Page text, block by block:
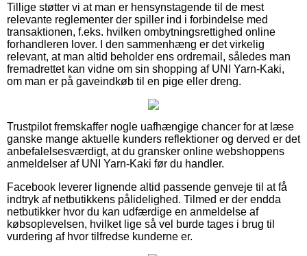
Tillige støtter vi at man er hensynstagende til de mest
relevante reglementer der spiller ind i forbindelse med
transaktionen, f.eks. hvilken ombytningsrettighed online
forhandleren lover. I den sammenhæng er det virkelig
relevant, at man altid beholder ens ordremail, således man
fremadrettet kan vidne om sin shopping af UNI Yarn-Kaki,
om man er på gaveindkøb til en pige eller dreng.
Trustpilot fremskaffer nogle uafhængige chancer for at læse
ganske mange aktuelle kunders reflektioner og derved er det
anbefalelsesværdigt, at du gransker online webshoppens
anmeldelser af UNI Yarn-Kaki før du handler.
Facebook leverer lignende altid passende genveje til at få
indtryk af netbutikkens pålidelighed. Tilmed er der endda
netbutikker hvor du kan udfærdige en anmeldelse af
købsoplevelsen, hvilket lige så vel burde tages i brug til
vurdering af hvor tilfredse kunderne er.